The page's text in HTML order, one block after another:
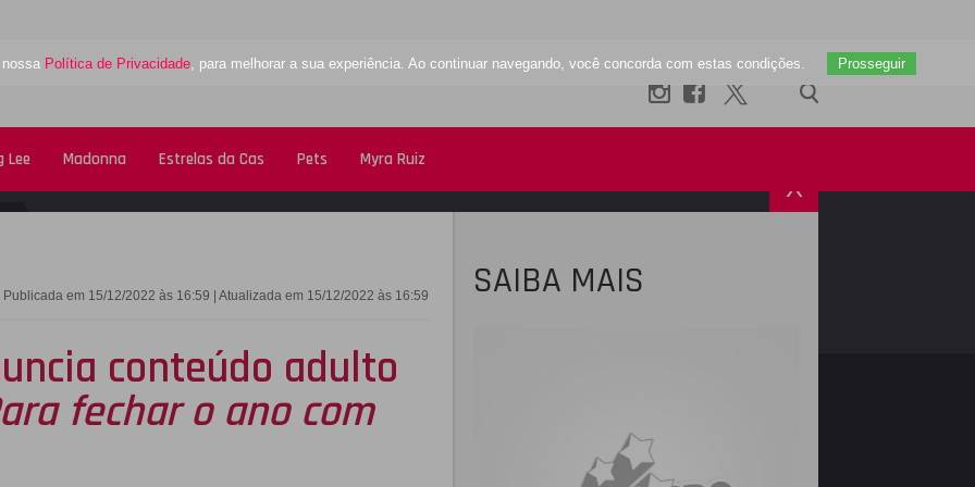
Política de Privacidade, para melhorar a sua experiência. Ao continuar navegando, você concorda com estas condições. Prosseguir
Lee Madonna Estrelas da Cas Pets Myra Ruiz
X
Publicada em 15/12/2022 às 16:59 | Atualizada em 15/12/2022 às 16:59
conteúdo adulto
fechar o ano com
SAIBA MAIS
TWITTER INSTAGRAM